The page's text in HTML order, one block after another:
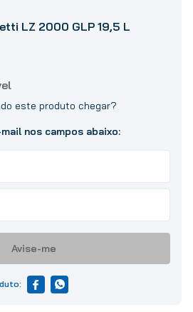
LZ 2000 GLP 19,5 L
Avise-me